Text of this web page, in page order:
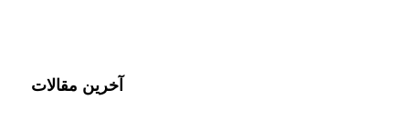
آخرین مقالات